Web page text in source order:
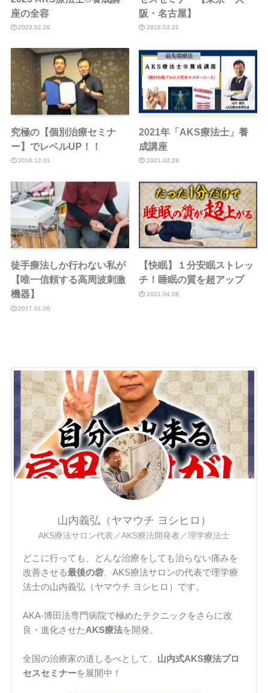
座の全容
2023.02.26
阪・名古屋】
2018.03.22
究極の【個別治療セミナ
ー】でレベルUP！！
2016.12.01
2021年「AKS療法士」養
成講座
2021.02.28
徒手療法しか行わない私が
【唯一信頼する高周波刺激
機器】
2017.01.06
【快眠】１分安眠ストレッ
チ！睡眠の質を超アップ
2021.04.08
山内義弘（ヤマウチ ヨシヒロ）
AKS療法サロン代表／AKS療法開発者／理学療法士
どこに行っても、どんな治療をしても治らない痛みを
改善させる最後の砦 、AKS療法サロンの代表で理学療
法士の山内義弘（ヤマウチ ヨシヒロ）です。
AKA-博田法専門病院で極めたテクニックをさらに改
良・進化させたAKS療法を開発。
全国の治療家の道しるべとして、 山内式AKS療法プロ
セスセミナーを展開中！